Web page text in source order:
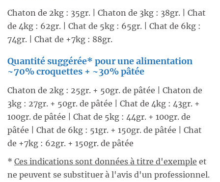
Chaton de 2kg : 35gr. | Chaton de 3kg : 38gr. | Chat
de 4kg : 62gr. | Chat de 5kg : 65gr. | Chat de 6kg :
74gr. | Chat de +7kg : 88gr.
Quantité suggérée* pour une alimentation
~70% croquettes + ~30% pâtée
Chaton de 2kg : 25gr. + 50gr. de pâtée | Chaton de
3kg : 27gr. + 50gr. de pâtée | Chat de 4kg : 43gr. +
100gr. de pâtée | Chat de 5kg : 44gr. + 100gr. de
pâtée | Chat de 6kg : 51gr. + 150gr. de pâtée | Chat
de +7kg : 62gr. + 150gr. de pâtée
* Ces indications sont données à titre d'exemple et
ne peuvent se substituer à l'avis d'un professionnel.